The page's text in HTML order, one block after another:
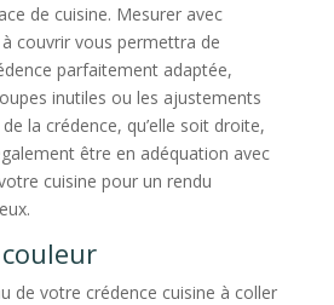
de cuisine. Mesurer avec
couvrir vous permettra de
parfaitement adaptée,
inutiles ou les ajustements
la crédence, qu’elle soit droite,
être en adéquation avec
cuisine pour un rendu
de votre crédence cuisine à coller